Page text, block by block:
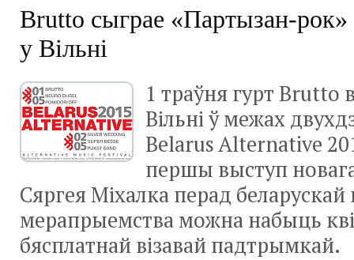
Brutto сыграе «Партызан-рок»
у Вільні
1 траўня гурт Brutto
Вільні ў межах
Belarus Alternative
першы выступ
Сяргея Міхалка перад беларускай
мерапрыемства можна набыць
бясплатнай візавай падтрымкай.